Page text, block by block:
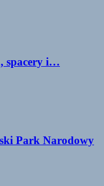
spacery i…
Park Narodowy